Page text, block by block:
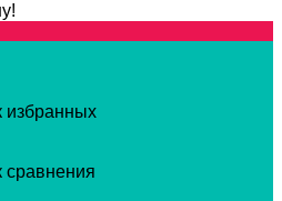
избранных
сравнения